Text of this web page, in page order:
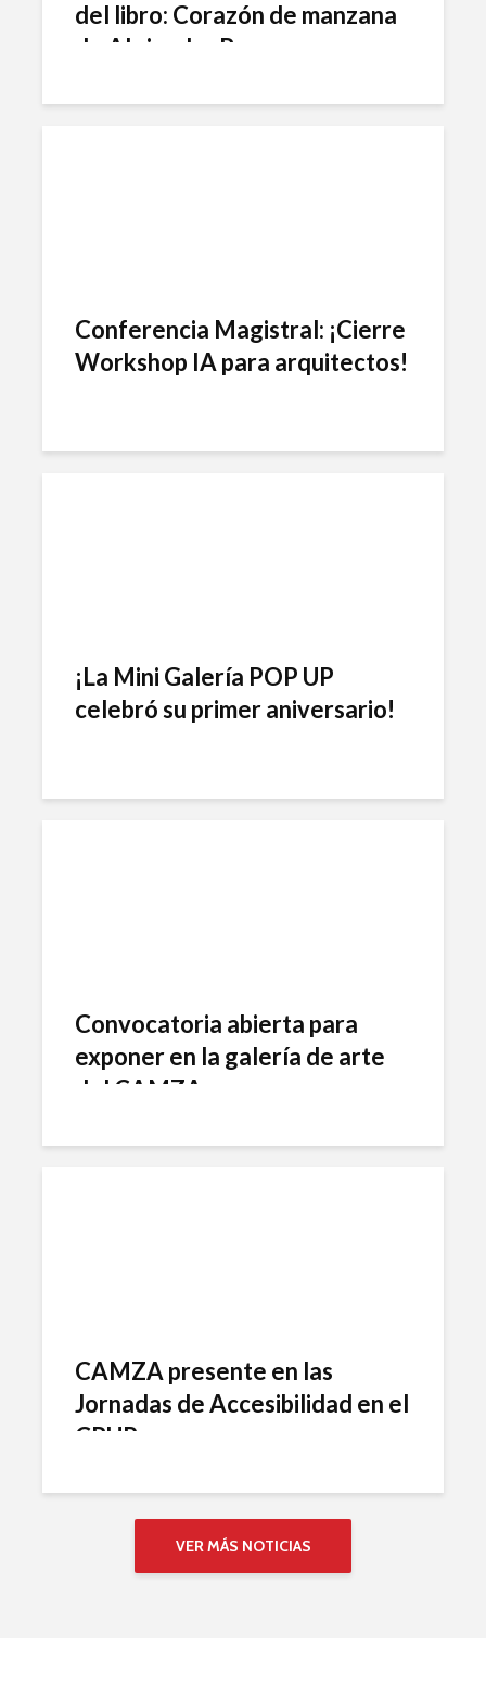
del libro: Corazón de manzana
de Alejandra Rega
Conferencia Magistral: ¡Cierre
Workshop IA para arquitectos!
¡La Mini Galería POP UP
celebró su primer aniversario!
Convocatoria abierta para
exponer en la galería de arte
del CAMZA
CAMZA presente en las
Jornadas de Accesibilidad en el
CRUP
VER MÁS NOTICIAS